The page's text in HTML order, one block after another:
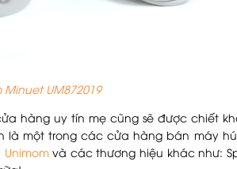
UM872019
hàng uy tín mẹ cũng sẽ được chiết
là một trong các cửa hàng bán máy
Unimomvà các thương hiệu khác như: